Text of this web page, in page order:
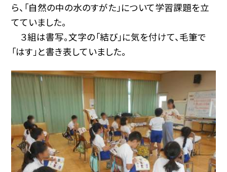
ら、「自然の中の水のすがた」について学習課題を立
てていました。
３組は書写。文字の「結び」に気を付けて、毛筆で
「はす」と書き表していました。